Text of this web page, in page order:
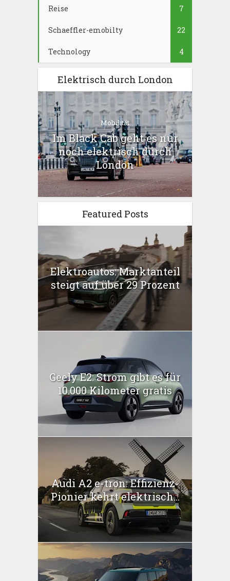
Reise 7
Schaeffler-emobilty 22
Technology 4
Elektrisch durch London
Mobilität
Im Black Cab geht es nur
noch elektrisch durch
London
Featured Posts
Elektroautos: Marktanteil
steigt auf über 29 Prozent
Geely E2: Strom gibt es für
10.000 Kilometer gratis
Audi A2 e-tron: Effizienz-
Pionier kehrt elektrisch...